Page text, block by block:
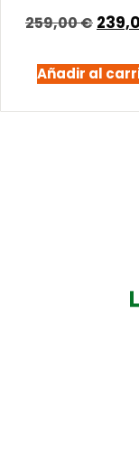
259,00€
Añadir al